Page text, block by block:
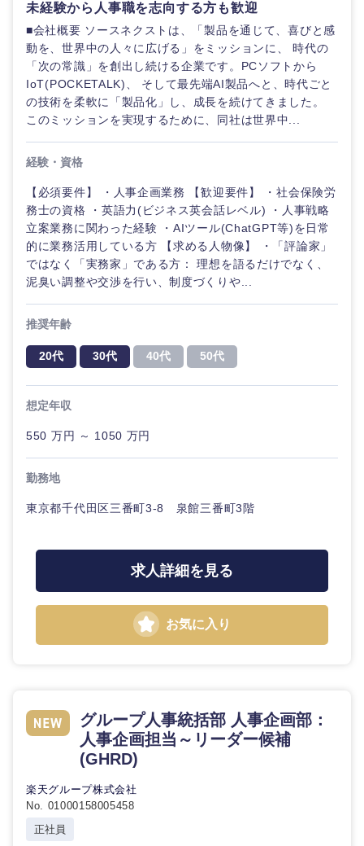
未経験から人事職を志向する方も歓迎
■会社概要 ソースネクストは、「製品を通じて、喜びと感
動を、世界中の人々に広げる」をミッションに、 時代の
「次の常識」を創出し続ける企業です。PCソフトから
IoT(POCKETALK)、 そして最先端AI製品へと、時代ごと
の技術を柔軟に「製品化」し、成長を続けてきました。
このミッションを実現するために、同社は世界中...
経験・資格
【必須要件】 ・人事企画業務 【歓迎要件】 ・社会保険労
務士の資格 ・英語力(ビジネス英会話レベル) ・人事戦略
立案業務に関わった経験 ・AIツール(ChatGPT等)を日常
的に業務活用している方 【求める人物像】 ・「評論家」
ではなく「実務家」である方： 理想を語るだけでなく、
泥臭い調整や交渉を行い、制度づくりや...
推奨年齢
20代 30代 40代 50代
想定年収
550 万円 ～ 1050 万円
勤務地
東京都千代田区三番町3-8 泉館三番町3階
求人詳細を見る
お気に入り
グループ人事統括部 人事企画部：
人事企画担当～リーダー候補
(GHRD)
楽天グループ株式会社
No. 01000158005458
正社員